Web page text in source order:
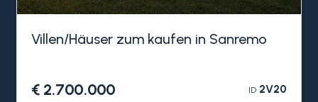
Villen/Häuser zum kaufen in Sanremo
€ 2.700.000 ID2V20